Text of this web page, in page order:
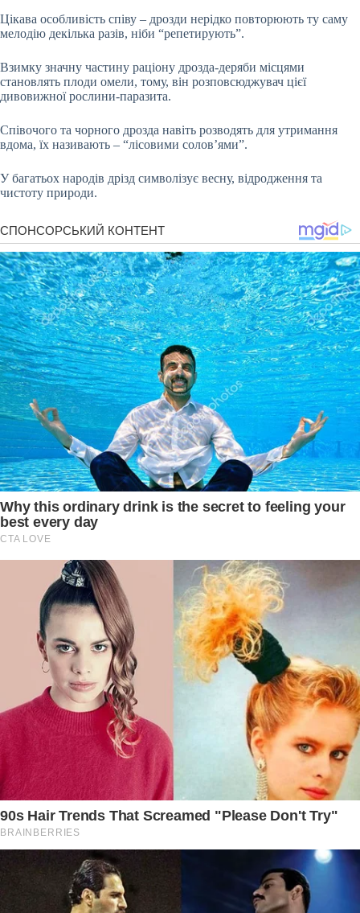
Цікава особливість співу – дрозди нерідко повторюють ту саму
мелодію декілька разів, ніби “репетирують”.
Взимку значну частину раціону дрозда-деряби місцями
становлять плоди омели, тому, він розповсюджувач цієї
дивовижної рослини-паразита.
Співочого та чорного дрозда навіть розводять для утримання
вдома, їх називають – “лісовими солов’ями”.
У багатьох народів дрізд символізує весну, відродження та
чистоту природи.